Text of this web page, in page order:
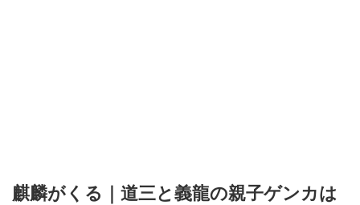
麒麟がくる｜道三と義龍の親子ゲンカは